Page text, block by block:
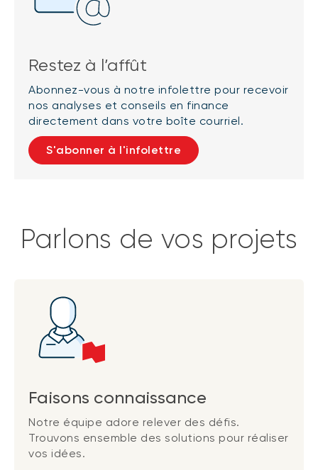
Restez à l’affût
Abonnez-vous à notre infolettre pour recevoir
nos analyses et conseils en finance
directement dans votre boîte courriel.
S'abonner à l'infolettre
Parlons de vos projets
Faisons connaissance
Notre équipe adore relever des défis.
Trouvons ensemble des solutions pour réaliser
vos idées.